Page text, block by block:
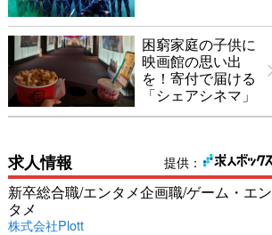
困窮家庭の子供に
映画館の思い出
を！寄付で届ける
「シェアシネマ」
提供：
求人情報
新卒総合職/エンタメ企画職/ゲーム・エン
タメ
株式会社Plott